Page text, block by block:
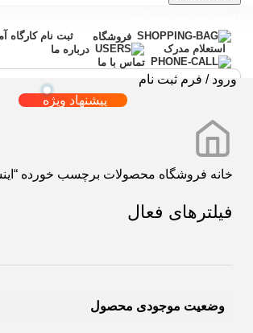
فروشگاه
ثبت نام کارگاه
استعلام مدرک
درباره ما
تماس با ما
ورود / فرم ثبت نام
پیشنهاد ویژه
خانه فروشگاه محصولات برچسب خورده
فیلترهای فعال
وضعیت موجودی محصول